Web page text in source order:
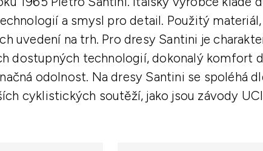
a smysl pro detail. Použitý
uvedení na trh. Pro dresy Santini je
dostupných technologií, dokonalý komfort
odolnost. Na dresy Santini se spoléhá
cyklistických soutěží, jako jsou závody